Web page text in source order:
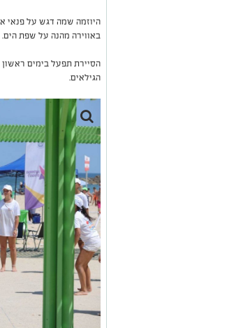
היוזמה שמה דגש על פנאי
באווירה מהנה על שפת הים.
הסיירת תפעל בימים ראשון
הגילאים.